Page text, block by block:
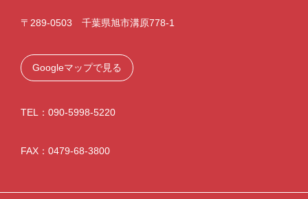
〒289-0503 千葉県旭市溝原778-1
Googleマップで見る
TEL：090-5998-5220
FAX：0479-68-3800